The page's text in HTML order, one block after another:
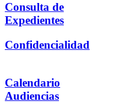
Consulta de
Expedientes
Confidencialidad
Calendario
Audiencias